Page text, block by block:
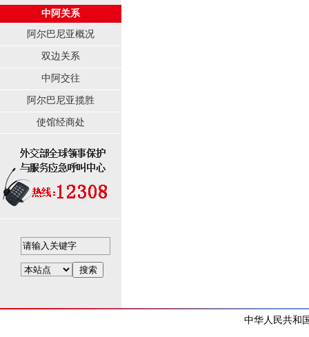
中阿关系
阿尔巴尼亚概况
双边关系
中阿交往
阿尔巴尼亚揽胜
使馆经商处
中华人民共和